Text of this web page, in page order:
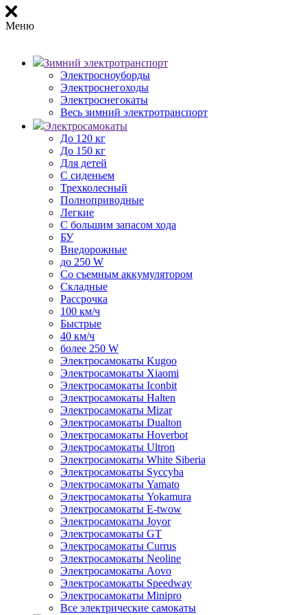
Меню
Зимний электротранспорт
Электросноуборды
Электроснегоходы
Электроснегокаты
Весь зимний электротранспорт
Электросамокаты
До 120 кг
До 150 кг
Для детей
С сиденьем
Трехколесный
Полноприводные
Легкие
С большим запасом хода
БУ
Внедорожные
до 250 W
Со съемным аккумулятором
Складные
Рассрочка
100 км/ч
Быстрые
40 км/ч
более 250 W
Электросамокаты Kugoo
Электросамокаты Xiaomi
Электросамокаты Iconbit
Электросамокаты Halten
Электросамокаты Mizar
Электросамокаты Dualton
Электросамокаты Hoverbot
Электросамокаты Ultron
Электросамокаты White Siberia
Электросамокаты Syccyba
Электросамокаты Yamato
Электросамокаты Yokamura
Электросамокаты E-twow
Электросамокаты Joyor
Электросамокаты GT
Электросамокаты Currus
Электросамокаты Neoline
Электросамокаты Aovo
Электросамокаты Speedway
Электросамокаты Minipro
Все электрические самокаты